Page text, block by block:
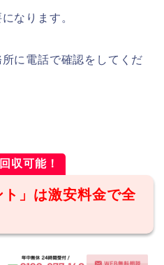
なります。
に電話で確認をしてくだ
収可能！
ト」は激安料金で全